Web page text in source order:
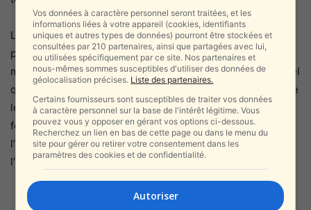
Le Shin Bet a déclaré : « Le Service de sécurité générale
prend au sérieux les tentatives de l’Iran et de ses
mandataires d’établir des infrastructures secrètes en Israël
qui sont destinées à mener des activités terroristes contre
les citoyens d’Israël, et continuera à travailler avec les
forces de sécurité afin de localiser et de contrecarrer à
l’avance toute activité mettant en danger la sécurité de
l’État. »
Vos données à caractère personnel seront traitées, et les
informations liées à votre appareil (cookies, identifiants
uniques et autres types de données) pourront être stockées et
consultées par 210 partenaires, ainsi que partagées avec lui,
ou utilisées spécifiquement par ce site. Nos partenaires et
nous-mêmes sommes susceptibles d'utiliser des données de
géolocalisation précises. Liste des partenaires.
Certains fournisseurs sont susceptibles de traiter vos données
à caractère personnel sur la base de l'intérêt légitime. Vous
pouvez vous y opposer en gérant vos options ci-dessous.
Recherchez un lien en bas de cette page ou dans le menu du
site pour gérer ou retirer votre consentement dans les
paramètres des cookies et de confidentialité.
Autoriser